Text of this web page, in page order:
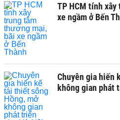
TP HCM tính
xe ngầm ở Bến
Chuyên gia hiến
không gian phát